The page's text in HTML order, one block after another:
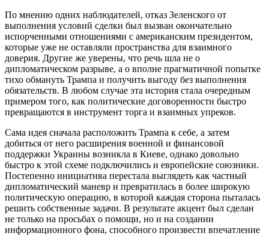
По мнению одних наблюдателей, отказ Зеленского от
выполнения условий сделки был вызван окончательно
испорченными отношениями с американским президентом,
которые уже не оставляли пространства для взаимного
доверия. Другие же уверены, что речь шла не о
дипломатическом разрыве, а о вполне прагматичной попытке
тихо обмануть Трампа и получить выгоду без выполнения
обязательств. В любом случае эта история стала очередным
примером того, как политические договоренности быстро
превращаются в инструмент торга и взаимных упреков.
Сама идея сначала расположить Трампа к себе, а затем
добиться от него расширения военной и финансовой
поддержки Украины возникла в Киеве, однако довольно
быстро к этой схеме подключились и европейские союзники.
Постепенно инициатива перестала выглядеть как частный
дипломатический маневр и превратилась в более широкую
политическую операцию, в которой каждая сторона пыталась
решить собственные задачи. В результате акцент был сделан
не только на просьбах о помощи, но и на создании
информационного фона, способного произвести впечатление